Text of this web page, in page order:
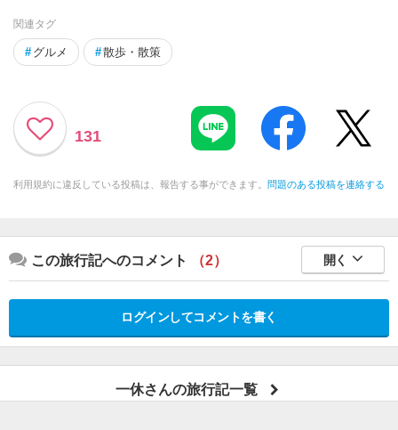
関連タグ
# グルメ #散歩・散策
131
利用規約に違反している投稿は、報告する事ができます。 問題のある投稿を連絡する
この旅行記へのコメント （2） 開く
ログインしてコメントを書く
一休さんの旅行記一覧